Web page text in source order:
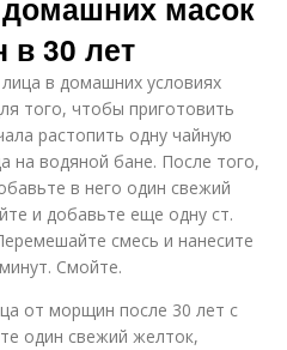
масок
30 лет
в домашних условиях
того, чтобы приготовить
растопить одну чайную
на водяной бане. После того,
в него один свежий
и добавьте еще одну ст.
смесь и нанесите
Смойте.
от морщин после 30 лет с
один свежий желток,